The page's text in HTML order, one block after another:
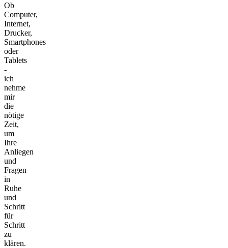
Ob
Computer,
Internet,
Drucker,
Smartphones
oder
Tablets
-
ich
nehme
mir
die
nötige
Zeit,
um
Ihre
Anliegen
und
Fragen
in
Ruhe
und
Schritt
für
Schritt
zu
klären.